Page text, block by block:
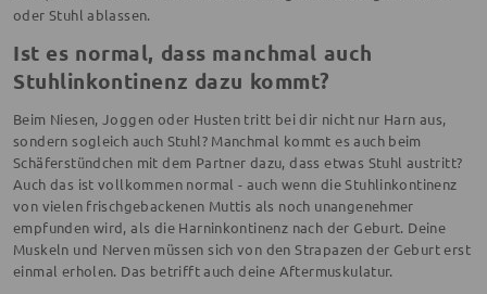
oder Stuhl ablassen.
Ist es normal, dass manchmal auch
Stuhlinkontinenz dazu kommt?
Beim Niesen, Joggen oder Husten tritt bei dir nicht nur Harn aus,
sondern sogleich auch Stuhl? Manchmal kommt es auch beim
Schäferstündchen mit dem Partner dazu, dass etwas Stuhl austritt?
Auch das ist vollkommen normal - auch wenn die Stuhlinkontinenz
von vielen frischgebackenen Muttis als noch unangenehmer
empfunden wird, als die Harninkontinenz nach der Geburt. Deine
Muskeln und Nerven müssen sich von den Strapazen der Geburt erst
einmal erholen. Das betrifft auch deine Aftermuskulatur.